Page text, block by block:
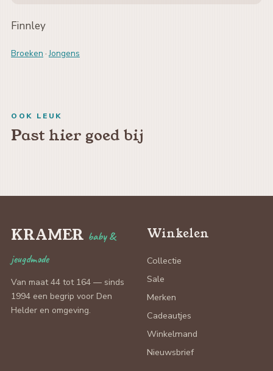
Finnley
Broeken ·Jongens
OOK LEUK
Past hier goed bij
KRAMER baby &
jeugdmode
Van maat 44 tot 164 — sinds
1994 een begrip voor Den
Helder en omgeving.
Winkelen
Collectie
Sale
Merken
Cadeautjes
Winkelmand
Nieuwsbrief